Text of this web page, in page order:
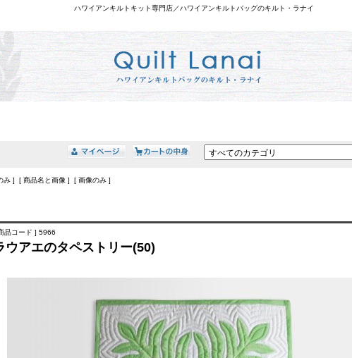
ハワイアンキルトキット専門店／ハワイアンキルトバッグのキルト・ラナイ
み ] [ 商品名と画像 ] [ 画像のみ ]
品コード ] 5966
ウアエのタペストリー(50)